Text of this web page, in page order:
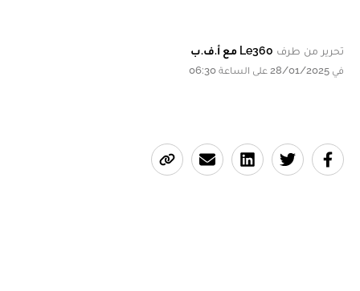
تحرير من طرف Le360 مع أ.ف.ب
في 28/01/2025 على الساعة 06:30